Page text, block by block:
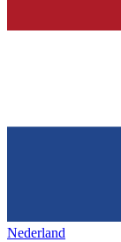
Nederland